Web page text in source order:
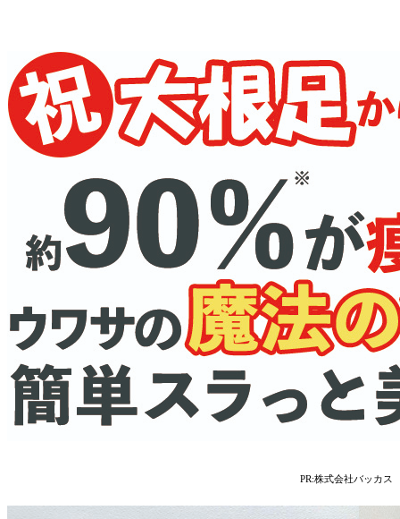
PR:株式会社バッカス